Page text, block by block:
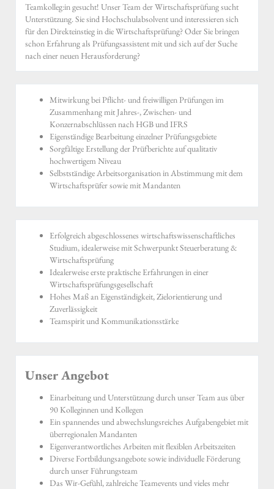
Teamkolleg:in gesucht! Unser Team der Wirtschaftsprüfung sucht
Unterstützung. Sie sind Hochschulabsolvent und interessieren sich
für den Direkteinstieg in die Wirtschaftsprüfung? Oder Sie bringen
schon Erfahrung als Prüfungsassistent mit und sich auf der Suche
nach einer neuen Herausforderung?
Mitwirkung bei Pflicht- und freiwilligen Prüfungen im
Zusammenhang mit Jahres-, Zwischen- und
Konzernabschlüssen nach HGB und IFRS
Eigenständige Bearbeitung einzelner Prüfungsgebiete
Sorgfältige Erstellung der Prüfberichte auf qualitativ
hochwertigem Niveau
Selbstständige Arbeitsorganisation in Abstimmung mit dem
Wirtschaftsprüfer sowie mit Mandanten
Erfolgreich abgeschlossenes wirtschaftswissenschaftliches
Studium, idealerweise mit Schwerpunkt Steuerberatung &
Wirtschaftsprüfung
Idealerweise erste praktische Erfahrungen in einer
Wirtschaftsprüfungsgesellschaft
Hohes Maß an Eigenständigkeit, Zielorientierung und
Zuverlässigkeit
Teamspirit und Kommunikationsstärke
Unser Angebot
Einarbeitung und Unterstützung durch unser Team aus über
90 Kolleginnen und Kollegen
Ein spannendes und abwechslungsreiches Aufgabengebiet mit
überregionalen Mandanten
Eigenverantwortliches Arbeiten mit flexiblen Arbeitszeiten
Diverse Fortbildungsangebote sowie individuelle Förderung
durch unser Führungsteam
Das Wir-Gefühl, zahlreiche Teamevents und vieles mehr